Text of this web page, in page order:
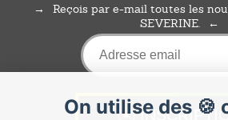
On utilise des 🍪
Reçois par e-mail toutes les
SEVERINE.